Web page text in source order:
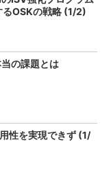
るOSKの戦略 (1/2)
の課題とは
性を実現できず (1/